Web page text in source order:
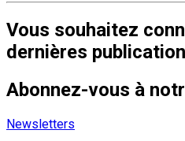
Vous souhaitez
dernières
Abonnez-vous à
Newsletters